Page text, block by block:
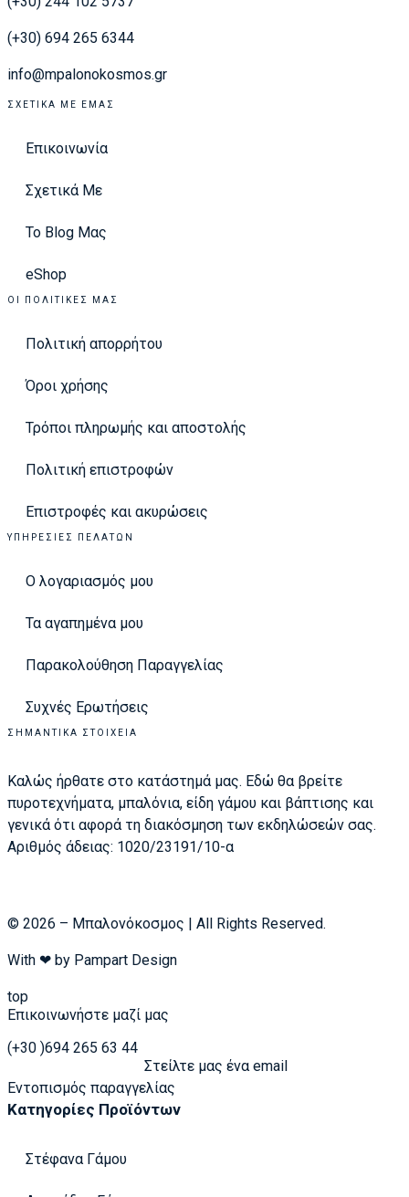
(+30) 694 265 6344
info@mpalonokosmos.gr
ΣΧΕΤΙΚΆ ΜΕ ΕΜΆΣ
Επικοινωνία
Σχετικά Με
Το Blog Μας
eShop
ΟΙ ΠΟΛΙΤΙΚΈΣ ΜΑΣ
Πολιτική απορρήτου
Όροι χρήσης
Τρόποι πληρωμής και αποστολής
Πολιτική επιστροφών
Επιστροφές και ακυρώσεις
ΥΠΗΡΕΣΊΕΣ ΠΕΛΑΤΏΝ
Ο λογαριασμός μου
Τα αγαπημένα μου
Παρακολούθηση Παραγγελίας
Συχνές Ερωτήσεις
ΣΗΜΑΝΤΙΚΆ ΣΤΟΙΧΕΊΑ
Καλώς ήρθατε στο κατάστημά μας. Εδώ θα βρείτε
πυροτεχνήματα, μπαλόνια, είδη γάμου και βάπτισης και
γενικά ότι αφορά τη διακόσμηση των εκδηλώσεών σας.
Αριθμός άδειας: 1020/23191/10-α
© 2026 – Μπαλονόκοσμος | All Rights Reserved.
With ❤ by Pampart Design
top
Επικοινωνήστε μαζί μας
(+30 )694 265 63 44
Στείλτε μας ένα email
Εντοπισμός παραγγελίας
Κατηγορίες Προϊόντων
Στέφανα Γάμου